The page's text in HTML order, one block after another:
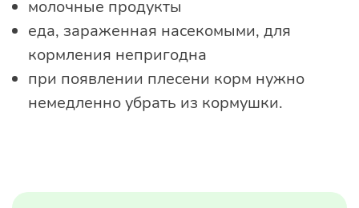
молочные продукты
еда, зараженная насекомыми, для
кормления непригодна
при появлении плесени корм нужно
немедленно убрать из кормушки.